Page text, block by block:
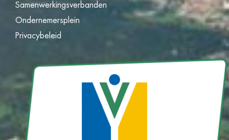
Samenwerkingsverbanden
Ondernemersplein
Privacybeleid